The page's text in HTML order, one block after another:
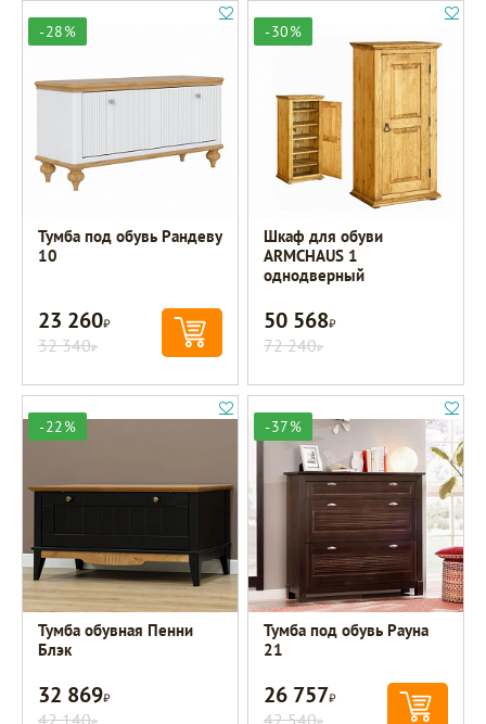
-28%
Тумба под обувь Рандеву
10
23 260Р
32 340Р
-30%
Шкаф для обуви
ARMCHAUS 1
однодверный
50 568Р
72 240Р
-22%
Тумба обувная Пенни
Блэк
32 869Р
42 140Р
-37%
Тумба под обувь Рауна
21
26 757Р
42 540Р